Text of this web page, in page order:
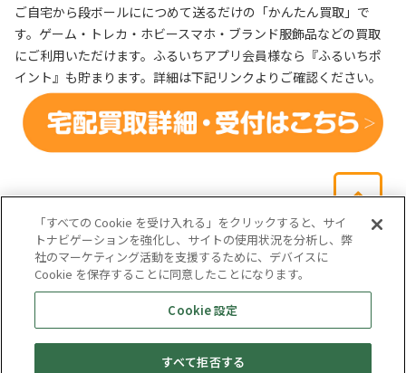
ご自宅から段ボールににつめて送るだけの「かんたん買取」で
す。ゲーム・トレカ・ホビースマホ・ブランド服飾品などの買取
にご利用いただけます。ふるいちアプリ会員様なら『ふるいちポ
イント』も貯まります。詳細は下記リンクよりご確認ください。
会社概要
サイトマップ
お問い合わせ
個人情報保護方針
株式会社テイツー
埼玉県公安委員会許可 第431100002846号
「すべての Cookie を受け入れる」をクリックすると、サイ
トナビゲーションを強化し、サイトの使用状況を分析し、弊
社のマーケティング活動を支援するために、デバイスに
Cookie を保存することに同意したことになります。
Cookie 設定
すべて拒否する